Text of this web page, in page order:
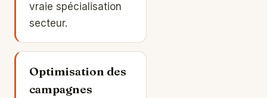
vraie spécialisation
secteur.
Optimisation des
campagnes